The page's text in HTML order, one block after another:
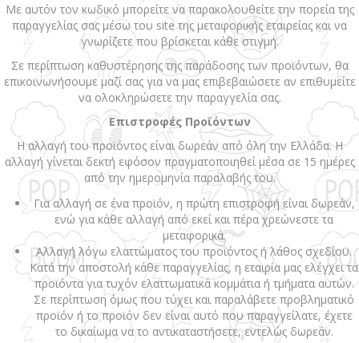
Με αυτόν τον κωδικό μπορείτε να παρακολουθείτε την πορεία της
παραγγελίας σας μέσω του site της μεταφορικής εταιρείας και να
γνωρίζετε που βρίσκεται κάθε στιγμή.
Σε περίπτωση καθυστέρησης της παράδοσης των προϊόντων, θα
επικοινωνήσουμε μαζί σας για να μας επιβεβαιώσετε αν επιθυμείτε
να ολοκληρώσετε την παραγγελία σας.
Επιστροφές Προϊόντων
Η αλλαγή του προϊόντος είναι δωρεάν από όλη την Ελλάδα. Η
αλλαγή γίνεται δεκτή εφόσον πραγματοποιηθεί μέσα σε 15 ημέρες
από την ημερομηνία παραλαβής του.
Για αλλαγή σε ένα προϊόν, η πρώτη επιστροφή είναι δωρεάν,
ενώ για κάθε αλλαγή από εκεί και πέρα χρεώνεστε τα
μεταφορικά.
Αλλαγή λόγω ελαττώματος του προϊόντος ή λάθος σχεδίου.
Κατά την αποστολή κάθε παραγγελίας, η εταιρία μας ελέγχει τα
προϊόντα για τυχόν ελαττωματικά κομμάτια ή τμήματα αυτών.
Σε περίπτωση όμως που τύχει και παραλάβετε προβληματικό
προϊόν ή το προϊόν δεν είναι αυτό που παραγγείλατε, έχετε
το δικαίωμα να το αντικαταστήσετε, εντελώς δωρεάν.